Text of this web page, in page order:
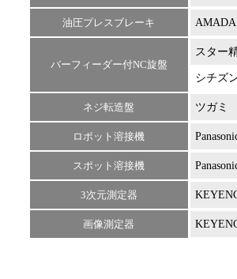
油圧プレスブレーキ AMADA
バーフィーダー付NC旋盤
スター
シチズ
ネジ転造盤 ツガミ
ロボット溶接機
スポット溶接機
3次元測定器
画像測定器